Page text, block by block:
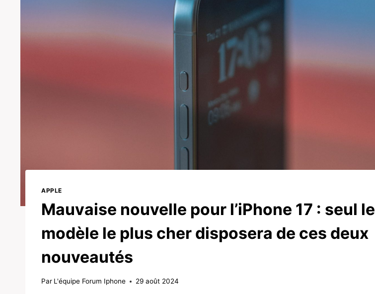
APPLE
Mauvaise nouvelle pour l’iPhone 17 : seul le
modèle le plus cher disposera de ces deux
nouveautés
Par L'équipe Forum Iphone 29 août 2024